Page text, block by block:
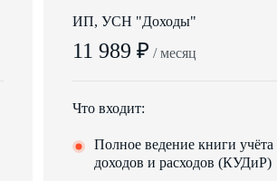
ИП, УСН "Доходы"
11 989 ₽ / месяц
Что входит:
Полное ведение книги учёта
доходов и расходов (КУДиР)